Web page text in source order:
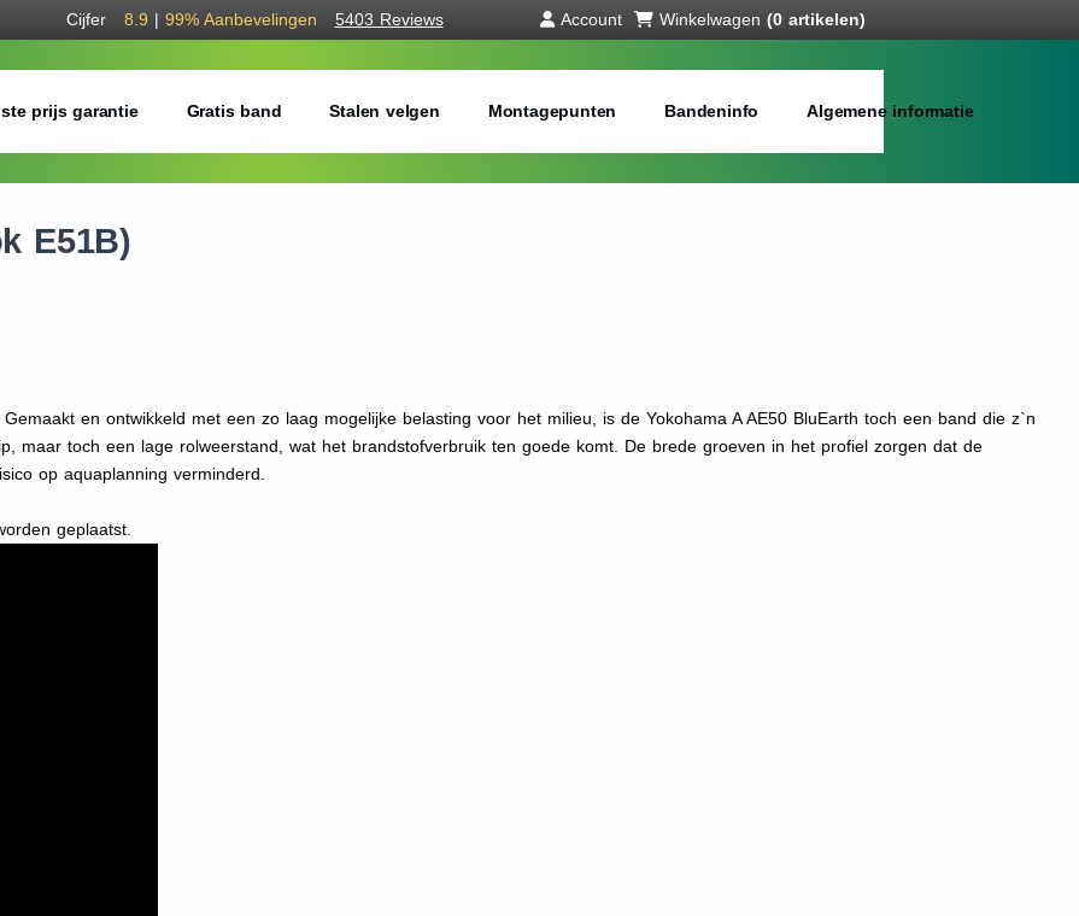
Cijfer 8.9 | 99% Aanbevelingen 5403 Reviews Account Winkelwagen (0 artikelen)
prijs garantie Gratis band Stalen velgen Montagepunten Bandeninfo Algemene informatie
E51B)
en ontwikkeld met een zo laag mogelijke belasting voor het milieu, is de Yokohama A AE50 BluEarth toch een band die z`n
maar toch een lage rolweerstand, wat het brandstofverbruik ten goede komt. De brede groeven in het profiel zorgen dat de
op aquaplanning verminderd.
geplaatst.